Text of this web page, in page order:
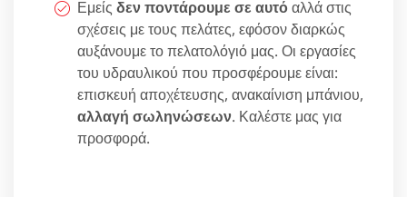
Εμείς δεν ποντάρουμε σε αυτόαλλά στις
σχέσεις με τους πελάτες, εφόσον διαρκώς
αυξάνουμε το πελατολόγιό μας. Οι εργασίες
του υδραυλικού που προσφέρουμε είναι:
επισκευή αποχέτευσης, ανακαίνιση μπάνιου,
αλλαγή σωληνώσεων. Καλέστε μας για
προσφορά.